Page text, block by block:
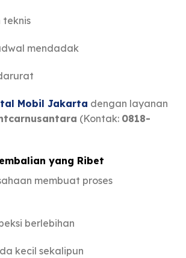
teknis
mendadak
Mobil Jakarta dengan layanan
(Kontak: 0818-
yang Ribet
membuat proses
berlebihan
kecil sekalipun